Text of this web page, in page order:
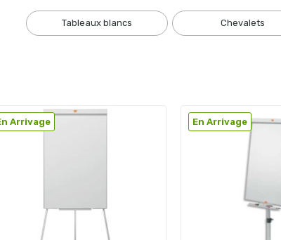
tableaux blancs chevalets
Arrivage En Arrivage